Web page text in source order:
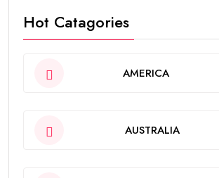
Hot Catagories
AMERICA
AUSTRALIA